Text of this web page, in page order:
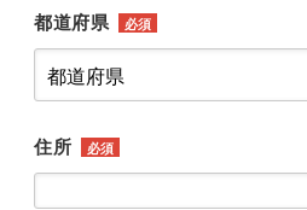
都道府県 必須
住所 必須